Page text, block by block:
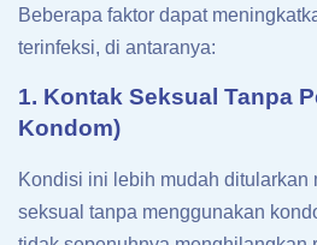
Beberapa faktor dapat
terinfeksi, di antaranya:
1. Kontak Seksual Tanpa
Kondom)
Kondisi ini lebih mudah ditularkan
seksual tanpa menggunakan